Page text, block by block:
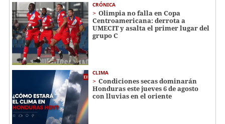
CRÓNICA
Olimpia no falla en Copa
Centroamericana: derrota a
UMECIT y asalta el primer lugar del
grupo C
CLIMA
Condiciones secas dominarán
Honduras este jueves 6 de agosto
con lluvias en el oriente